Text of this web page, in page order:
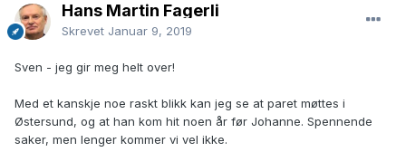
Hans Martin Fagerli
Skrevet Januar 9, 2019
Sven - jeg gir meg helt over!
Med et kanskje noe raskt blikk kan jeg se at paret møttes i
Østersund, og at han kom hit noen år før Johanne. Spennende
saker, men lenger kommer vi vel ikke.